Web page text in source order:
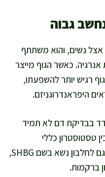
גבוה
אצל נשים, והוא משתתף
אנרגיה. כאשר הגוף מייצר
רגיש יותר להשפעתו,
היפראנדרוגניזם.
בבדיקת דם לא תמיד
טסטוסטרון כללי
לטסטוסטרון חופשי, ויש חשיבות גם לחלבון נשא בשם SHBG,
ברקמות.